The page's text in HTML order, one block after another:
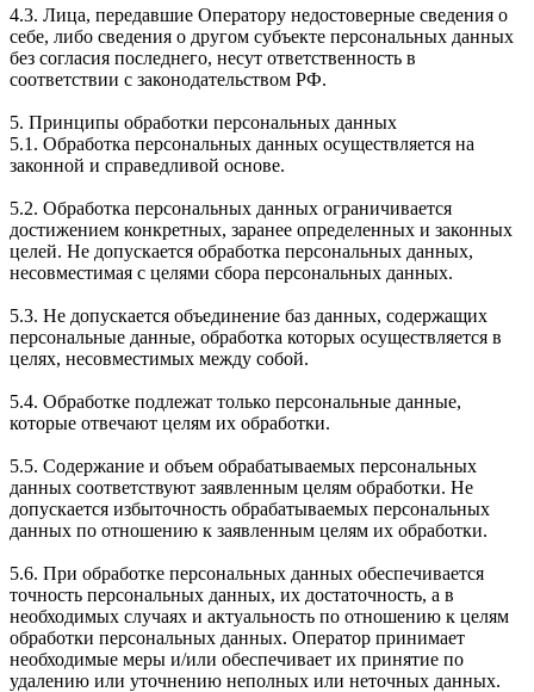
4.3. Лица, передавшие Оператору недостоверные сведения о
себе, либо сведения о другом субъекте персональных данных
без согласия последнего, несут ответственность в
соответствии с законодательством РФ.
5. Принципы обработки персональных данных
5.1. Обработка персональных данных осуществляется на
законной и справедливой основе.
5.2. Обработка персональных данных ограничивается
достижением конкретных, заранее определенных и законных
целей. Не допускается обработка персональных данных,
несовместимая с целями сбора персональных данных.
5.3. Не допускается объединение баз данных, содержащих
персональные данные, обработка которых осуществляется в
целях, несовместимых между собой.
5.4. Обработке подлежат только персональные данные,
которые отвечают целям их обработки.
5.5. Содержание и объем обрабатываемых персональных
данных соответствуют заявленным целям обработки. Не
допускается избыточность обрабатываемых персональных
данных по отношению к заявленным целям их обработки.
5.6. При обработке персональных данных обеспечивается
точность персональных данных, их достаточность, а в
необходимых случаях и актуальность по отношению к целям
обработки персональных данных. Оператор принимает
необходимые меры и/или обеспечивает их принятие по
удалению или уточнению неполных или неточных данных.